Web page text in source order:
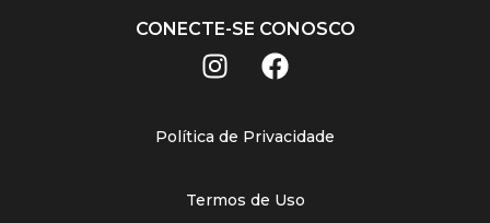
CONECTE-SE CONOSCO
Política de Privacidade
Termos de Uso